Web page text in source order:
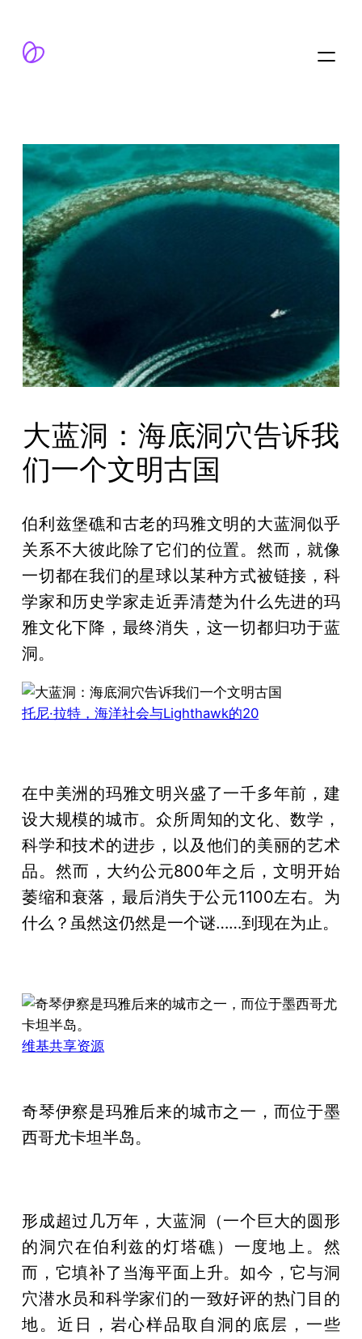
大蓝洞：海底洞穴告诉我
们一个文明古国
伯利兹堡礁和古老的玛雅文明的大蓝洞似乎
关系不大彼此除了它们的位置。 然而，就像
一切都在我们的星球以某种方式被链接，科
学家和历史学家走近弄清楚为什么先进的玛
雅文化下降，最终消失，这一切都归功于蓝
洞。
托尼·拉特，海洋社会与Lighthawk的20
在中美洲的玛雅文明兴盛了一千多年前，建
设大规模的城市。众所周知的文化、数学，
科学和技术的进步，以及他们的美丽的艺术
品。然而，大约公元800年之后，文明开始
萎缩和衰落，最后消失于公元1100左右。为
什么？虽然这仍然是一个谜……到现在为止。
维基共享资源
奇琴伊察是玛雅后来的城市之一，而位于墨
西哥尤卡坦半岛。
形成超过几万年，大蓝洞（一个巨大的圆形
的洞穴在伯利兹的灯塔礁）一度地​​上。然
而，它填补了当海平面上升。如今，它与洞
穴潜水员和科学家们的一致好评的热门目的
地。近日，岩心样品取自洞的底层，一些